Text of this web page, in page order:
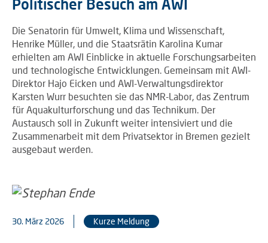
Politischer Besuch am AWI
Die Senatorin für Umwelt, Klima und Wissenschaft,
Henrike Müller, und die Staatsrätin Karolina Kumar
erhielten am AWI Einblicke in aktuelle Forschungsarbeiten
und technologische Entwicklungen. Gemeinsam mit AWI-
Direktor Hajo Eicken und AWI-Verwaltungsdirektor
Karsten Wurr besuchten sie das NMR-Labor, das Zentrum
für Aquakulturforschung und das Technikum. Der
Austausch soll in Zukunft weiter intensiviert und die
Zusammenarbeit mit dem Privatsektor in Bremen gezielt
ausgebaut werden.
30. März 2026 Kurze Meldung